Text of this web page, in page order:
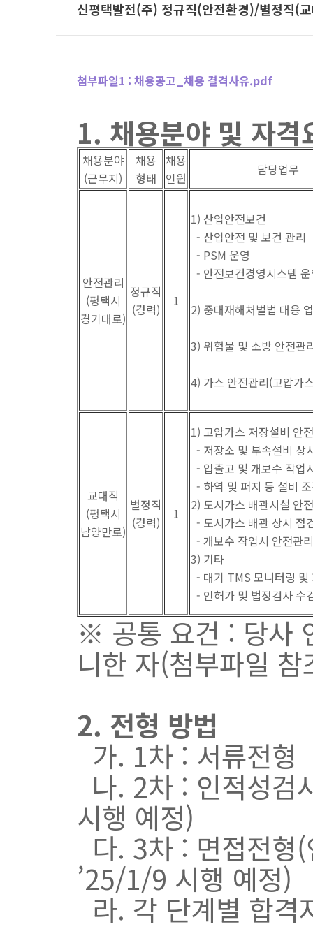
신평택발전(주) 정규직(안전환경)/별정직(
첨부파일1 : 채용공고_채용 결격사유.pdf
1. 채용분야 및 자격
채용분야
(근무지)
채용
형태
채용
인원
담당업무
안전관리
(평택시
경기대로)
정규직
(경력)
1
1) 산업안전보건
- 산업안전 및 보건 관리
- PSM 운영
- 안전보건경영시스템
2) 중대재해처벌법 대응
3) 위험물 및 소방 안전관
4) 가스 안전관리(고압가
교대직
(평택시
남양만로)
별정직
(경력)
1
1) 고압가스 저장설비 안
- 저장소 및 부속설비 상
- 입출고 및 개보수 작업
- 하역 및 퍼지 등 설비
2) 도시가스 배관시설 안
- 도시가스 배관 상시 점
- 개보수 작업시 안전관리
3) 기타
- 대기 TMS 모니터링 및
- 인허가 및 법정검사 수
※ 공통 요건 : 당사
니한 자(첨부파일 참
2. 전형 방법
가. 1차 : 서류전형
나. 2차 : 인적성검
시행 예정)
다. 3차 : 면접전형
’25/1/9 시행 예정)
라. 각 단계별 합격